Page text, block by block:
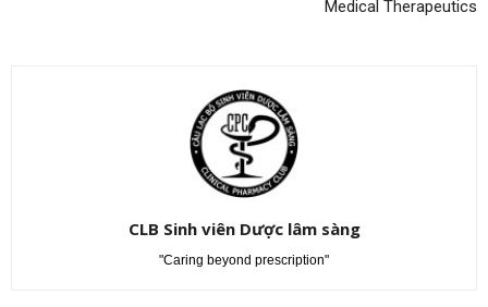
Medical Therapeutics
CLB Sinh viên Dược lâm sàng
"Caring beyond prescription"